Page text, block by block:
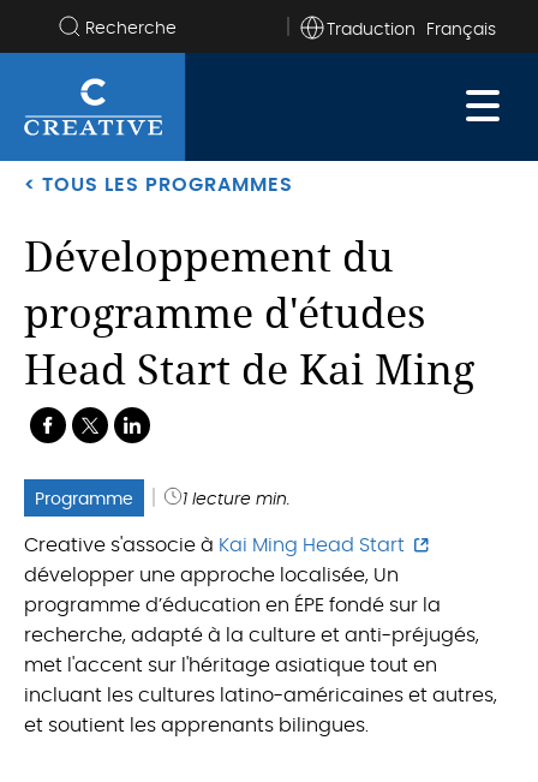
Rechercher
sur
site
Traduction
< TOUS LES PROGRAMMES
Développement du
programme d'études
Head Start de Kai Ming
Programme 1 lecture min.
Creative s'associe à Kai Ming Head Start
développer une approche localisée, Un
programme d’éducation en ÉPE fondé sur la
recherche, adapté à la culture et anti-préjugés,
met l'accent sur l'héritage asiatique tout en
incluant les cultures latino-américaines et autres,
et soutient les apprenants bilingues.